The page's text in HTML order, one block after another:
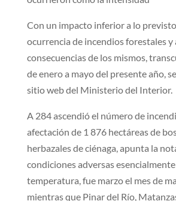
Con un impacto inferior a lo
ocurrencia de incendios forestales y
consecuencias de los mismos,
de enero a mayo del presente año,
sitio web del Ministerio del Interior.
A 284 ascendió el número de
afectación de 1 876 hectáreas de
herbazales de ciénaga, apunta la
condiciones adversas
temperatura, fue marzo el mes de
mientras que Pinar del Río,